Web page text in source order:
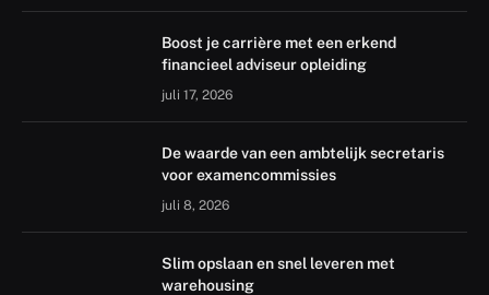
Boost je carrière met een erkend
financieel adviseur opleiding
juli 17, 2026
De waarde van een ambtelijk secretaris
voor examencommissies
juli 8, 2026
Slim opslaan en snel leveren met
warehousing